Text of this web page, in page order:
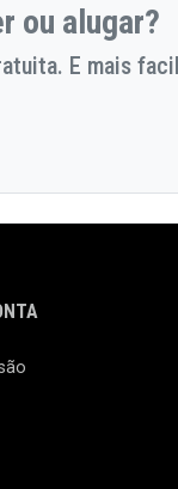
ou alugar?
E mais